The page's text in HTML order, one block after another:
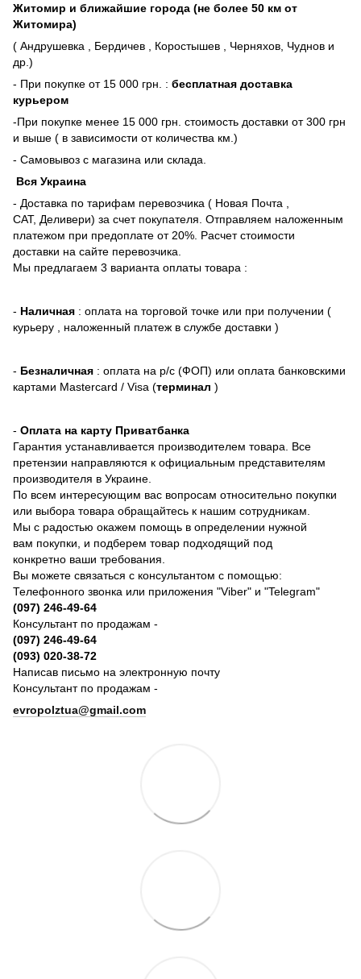
Житомир и ближайшие города (не более 50 км от
Житомира)
( Андрушевка , Бердичев , Коростышев , Черняхов, Чуднов и
др.)
- При покупке от 15 000 грн. : бесплатная доставка
курьером
-При покупке менее 15 000 грн. стоимость доставки от 300 грн
и выше ( в зависимости от количества км.)
- Самовывоз с магазина или склада.
Вся Украина
- Доставка по тарифам перевозчика ( Новая Почта ,
САТ, Деливери) за счет покупателя. Отправляем наложенным
платежом при предоплате от 20%. Расчет стоимости
доставки на сайте перевозчика.
Мы предлагаем 3 варианта оплаты товара :
- Наличная : оплата на торговой точке или при получении (
курьеру , наложенный платеж в службе доставки )
- Безналичная : оплата на р/с (ФОП) или оплата банковскими
картами Mastercard / Visa (терминал )
- Оплата на карту Приватбанка
Гарантия устанавливается производителем товара. Все
претензии направляются к официальным представителям
производителя в Украине.
По всем интересующим вас вопросам относительно покупки
или выбора товара обращайтесь к нашим сотрудникам.
Мы с радостью окажем помощь в определении нужной
вам покупки, и подберем товар подходящий под
конкретно ваши требования.
Вы можете связаться с консультантом с помощью:
Телефонного звонка или приложения "Viber" и "Telegram"
(097) 246-49-64
Консультант по продажам -
(097) 246-49-64
(093) 020-38-72
Написав письмо на электронную почту
Консультант по продажам -
evropolztua@gmail.com